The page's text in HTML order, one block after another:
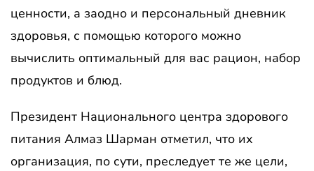
ценности, а заодно и персональный дневник
здоровья, с помощью которого можно
вычислить оптимальный для вас рацион, набор
продуктов и блюд.
Президент Национального центра здорового
питания Алмаз Шарман отметил, что их
организация, по сути, преследует те же цели,